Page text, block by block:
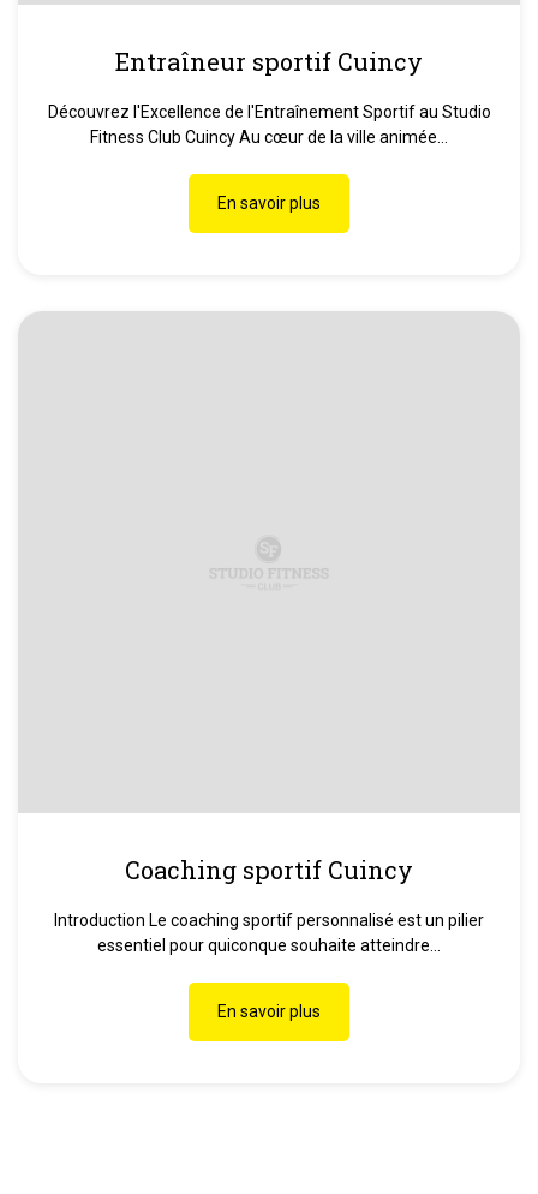
Entraîneur sportif Cuincy
Découvrez l'Excellence de l'Entraînement Sportif au Studio
Fitness Club Cuincy Au cœur de la ville animée...
En savoir plus
Coaching sportif Cuincy
Introduction Le coaching sportif personnalisé est un pilier
essentiel pour quiconque souhaite atteindre...
En savoir plus